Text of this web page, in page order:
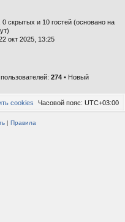
скрытых и 10 гостей (основано на
окт 2025, 13:25
274 • Новый
Часовой пояс: UTC+03:00
cookies
| Правила